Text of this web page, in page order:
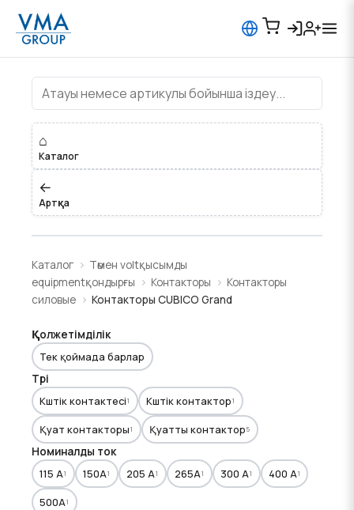
Контакторы CUBICO Grand
⌂
Каталог
←
Артқа
Каталог
Төмен voltқысымды
equipmentқондырғы
Контакторы
Контакторы
силовые
Контакторы CUBICO Grand
Қолжетімділік
Тек қоймада барлар
Түрі
Күштік контактесі1 Күштік контактор1
Қуат контакторы1 Қуатты контактор5
Номиналды ток
115 A1 150A1 205 А1 265A1 300 А1 400 A1
500A1